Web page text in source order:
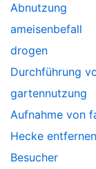
Abnutzung
ameisenbefall
drogen
Durchführung
gartennutzung
Aufnahme von
Hecke entfernen
Besucher